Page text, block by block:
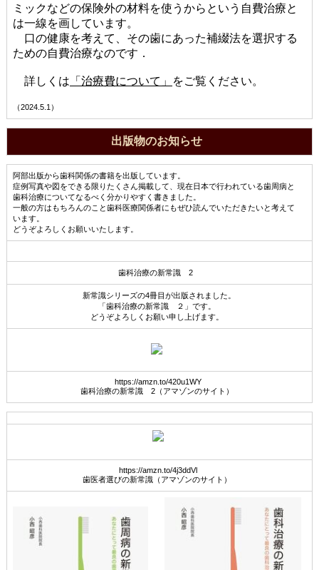
ミックなどの保険外の材料を使うからという自費治療と
は一線を画しています。
口の健康を考えて、その歯にあった補綴法を選択する
ための自費治療なのです．
詳しくは 「治療費について」 をご覧ください。
（2024.5.1）
出版物のお知らせ
阿部出版から歯科関係の書籍を出版しています。
症例写真や図をできる限りたくさん掲載して、現在日本で行われている歯周病と
歯科治療についてなるべく分かりやすく書きました。
一般の方はもちろんのこと歯科医療関係者にもぜひ読んでいただきたいと考えて
います。
どうぞよろしくお願いいたします。
歯科治療の新常識 2
新常識シリーズの4冊目が出版されました。
「歯科治療の新常識 ２」です。
どうぞよろしくお願い申し上げます。
https://amzn.to/420u1WY
歯科治療の新常識 2（アマゾンのサイト）
https://amzn.to/4j3ddVl
歯医者選びの新常識（アマゾンのサイト）